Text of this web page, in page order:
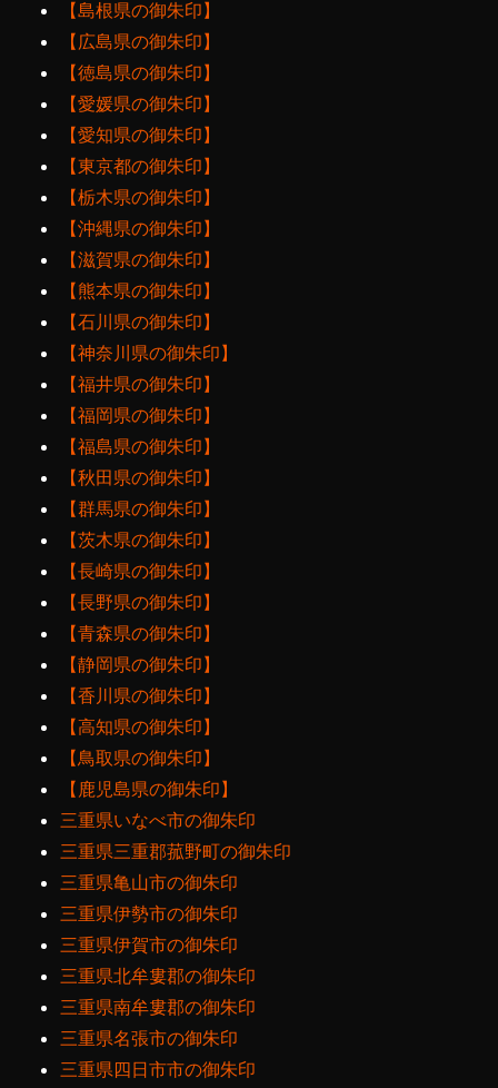
【島根県の御朱印】
【広島県の御朱印】
【徳島県の御朱印】
【愛媛県の御朱印】
【愛知県の御朱印】
【東京都の御朱印】
【栃木県の御朱印】
【沖縄県の御朱印】
【滋賀県の御朱印】
【熊本県の御朱印】
【石川県の御朱印】
【神奈川県の御朱印】
【福井県の御朱印】
【福岡県の御朱印】
【福島県の御朱印】
【秋田県の御朱印】
【群馬県の御朱印】
【茨木県の御朱印】
【長崎県の御朱印】
【長野県の御朱印】
【青森県の御朱印】
【静岡県の御朱印】
【香川県の御朱印】
【高知県の御朱印】
【鳥取県の御朱印】
【鹿児島県の御朱印】
三重県いなべ市の御朱印
三重県三重郡菰野町の御朱印
三重県亀山市の御朱印
三重県伊勢市の御朱印
三重県伊賀市の御朱印
三重県北牟婁郡の御朱印
三重県南牟婁郡の御朱印
三重県名張市の御朱印
三重県四日市市の御朱印